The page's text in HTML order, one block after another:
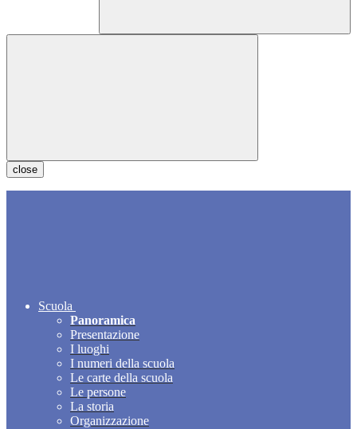
close
Scuola
Panoramica
Presentazione
I luoghi
I numeri della scuola
Le carte della scuola
Le persone
La storia
Organizzazione